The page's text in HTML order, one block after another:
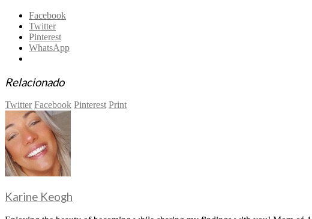
Facebook
Twitter
Pinterest
WhatsApp
Relacionado
Twitter Facebook Pinterest Print
Karine Keogh